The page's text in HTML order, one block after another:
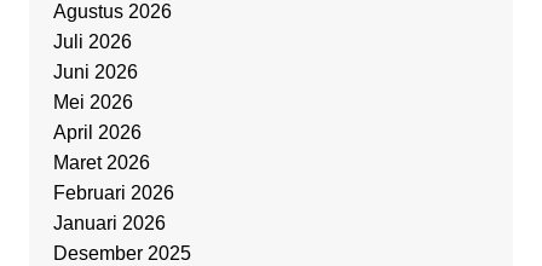
Agustus 2026
Juli 2026
Juni 2026
Mei 2026
April 2026
Maret 2026
Februari 2026
Januari 2026
Desember 2025